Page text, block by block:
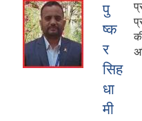
पु
ष्क
र
सिह
धा
मी